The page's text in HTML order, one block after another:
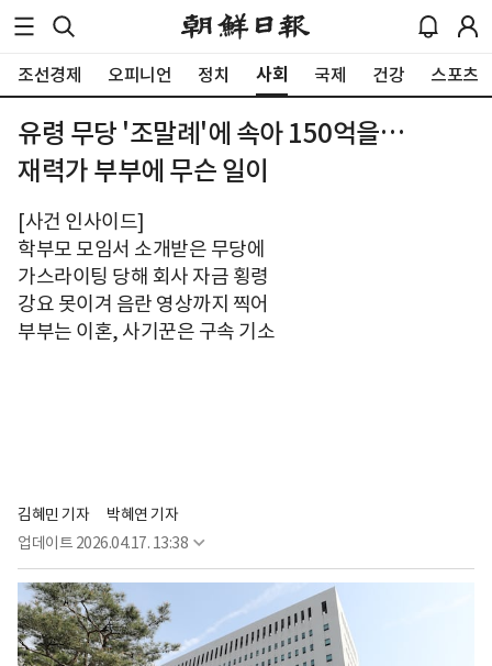
조선경제 오피니언 정치 사회 국제 건강 스포츠
유령 무당 '조말례'에 속아 150억을…
재력가 부부에 무슨 일이
[사건 인사이드]
학부모 모임서 소개받은 무당에
가스라이팅 당해 회사 자금 횡령
강요 못이겨 음란 영상까지 찍어
부부는 이혼, 사기꾼은 구속 기소
김혜민 기자
박혜연 기자
업데이트 2026.04.17. 13:38